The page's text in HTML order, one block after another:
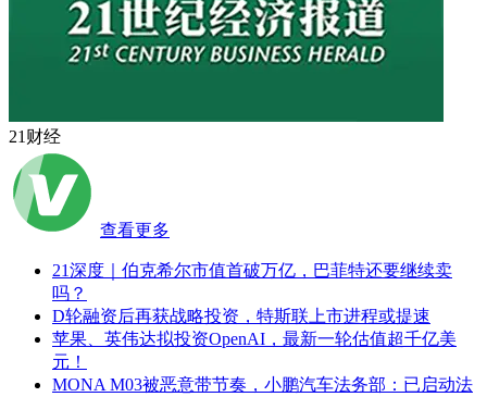
21财经
查看更多
21深度｜伯克希尔市值首破万亿，巴菲特还要继续卖
吗？
D轮融资后再获战略投资，特斯联上市进程或提速
苹果、英伟达拟投资OpenAI，最新一轮估值超千亿美
元！
MONA M03被恶意带节奏，小鹏汽车法务部：已启动法